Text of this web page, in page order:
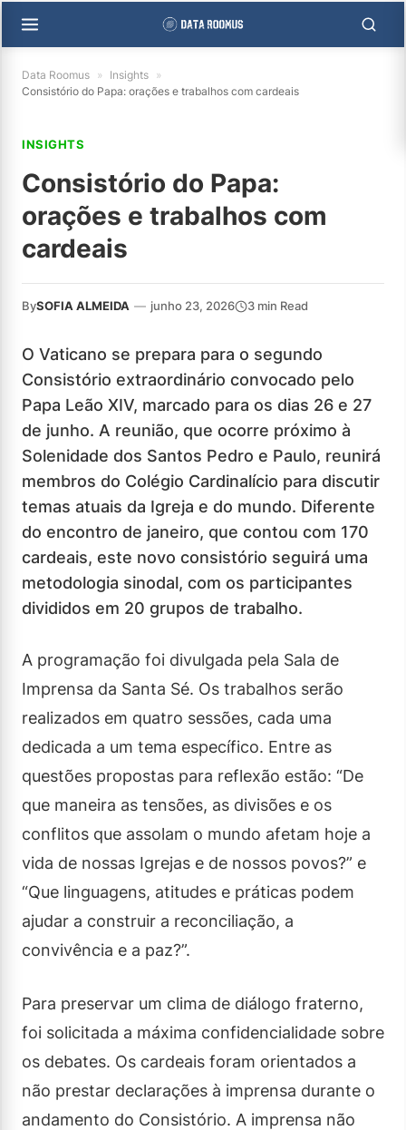
Data Roomus » Insights »
Consistório do Papa: orações e trabalhos com cardeais
INSIGHTS
Consistório do Papa:
orações e trabalhos com
cardeais
BySOFIA ALMEIDA — junho 23, 2026 3 min Read
O Vaticano se prepara para o segundo
Consistório extraordinário convocado pelo
Papa Leão XIV, marcado para os dias 26 e 27
de junho. A reunião, que ocorre próximo à
Solenidade dos Santos Pedro e Paulo, reunirá
membros do Colégio Cardinalício para discutir
temas atuais da Igreja e do mundo. Diferente
do encontro de janeiro, que contou com 170
cardeais, este novo consistório seguirá uma
metodologia sinodal, com os participantes
divididos em 20 grupos de trabalho.
A programação foi divulgada pela Sala de
Imprensa da Santa Sé. Os trabalhos serão
realizados em quatro sessões, cada uma
dedicada a um tema específico. Entre as
questões propostas para reflexão estão: “De
que maneira as tensões, as divisões e os
conflitos que assolam o mundo afetam hoje a
vida de nossas Igrejas e de nossos povos?” e
“Que linguagens, atitudes e práticas podem
ajudar a construir a reconciliação, a
convivência e a paz?”.
Para preservar um clima de diálogo fraterno,
foi solicitada a máxima confidencialidade sobre
os debates. Os cardeais foram orientados a
não prestar declarações à imprensa durante o
andamento do Consistório. A imprensa não